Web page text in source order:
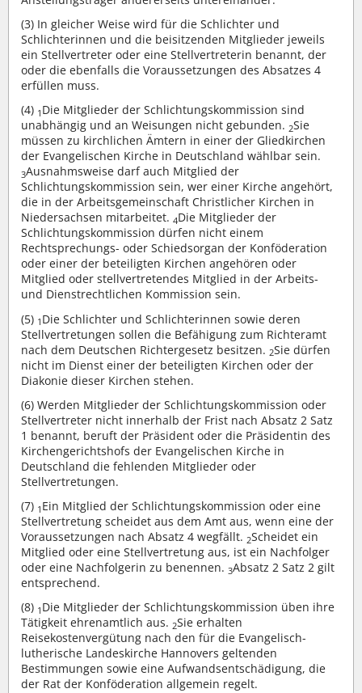
(3) In gleicher Weise wird für die Schlichter und
Schlichterinnen und die beisitzenden Mitglieder jeweils
ein Stellvertreter oder eine Stellvertreterin benannt, der
oder die ebenfalls die Voraussetzungen des Absatzes 4
erfüllen muss.
(4) 1 Die Mitglieder der Schlichtungskommission sind
unabhängig und an Weisungen nicht gebunden. 2Sie
müssen zu kirchlichen Ämtern in einer der Gliedkirchen
der Evangelischen Kirche in Deutschland wählbar sein.
3Ausnahmsweise darf auch Mitglied der
Schlichtungskommission sein, wer einer Kirche angehört,
die in der Arbeitsgemeinschaft Christlicher Kirchen in
Niedersachsen mitarbeitet. 4Die Mitglieder der
Schlichtungskommission dürfen nicht einem
Rechtsprechungs- oder Schiedsorgan der Konföderation
oder einer der beteiligten Kirchen angehören oder
Mitglied oder stellvertretendes Mitglied in der Arbeits-
und Dienstrechtlichen Kommission sein.
(5) 1 Die Schlichter und Schlichterinnen sowie deren
Stellvertretungen sollen die Befähigung zum Richteramt
nach dem Deutschen Richtergesetz besitzen. 2Sie dürfen
nicht im Dienst einer der beteiligten Kirchen oder der
Diakonie dieser Kirchen stehen.
(6) Werden Mitglieder der Schlichtungskommission oder
Stellvertreter nicht innerhalb der Frist nach Absatz 2 Satz
1 benannt, beruft der Präsident oder die Präsidentin des
Kirchengerichtshofs der Evangelischen Kirche in
Deutschland die fehlenden Mitglieder oder
Stellvertretungen.
(7) 1 Ein Mitglied der Schlichtungskommission oder eine
Stellvertretung scheidet aus dem Amt aus, wenn eine der
Voraussetzungen nach Absatz 4 wegfällt. 2Scheidet ein
Mitglied oder eine Stellvertretung aus, ist ein Nachfolger
oder eine Nachfolgerin zu benennen. 3Absatz 2 Satz 2 gilt
entsprechend.
(8) 1 Die Mitglieder der Schlichtungskommission üben ihre
Tätigkeit ehrenamtlich aus. 2Sie erhalten
Reisekostenvergütung nach den für die Evangelisch-
lutherische Landeskirche Hannovers geltenden
Bestimmungen sowie eine Aufwandsentschädigung, die
der Rat der Konföderation allgemein regelt.